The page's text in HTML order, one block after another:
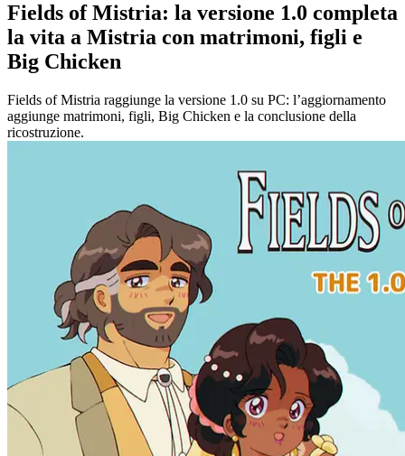
Fields of Mistria: la versione 1.0 completa
la vita a Mistria con matrimoni, figli e
Big Chicken
Fields of Mistria raggiunge la versione 1.0 su PC: l’aggiornamento
aggiunge matrimoni, figli, Big Chicken e la conclusione della
ricostruzione.